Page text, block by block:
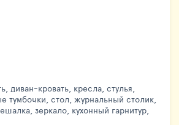
диван-кровать, кресла, стулья,
тумбочки, стол, журнальный столик,
зеркало, кухонный гарнитур,